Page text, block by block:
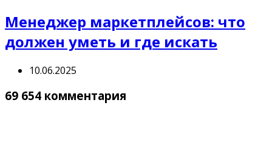
Менеджер маркетплейсов: что
должен уметь и где искать
10.06.2025
69 654 комментария